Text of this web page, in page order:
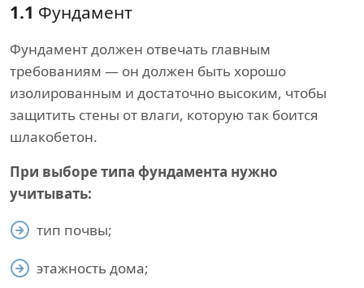
1.1 Фундамент
Фундамент должен отвечать главным
требованиям — он должен быть хорошо
изолированным и достаточно высоким, чтобы
защитить стены от влаги, которую так боится
шлакобетон.
При выборе типа фундамента нужно
учитывать:
тип почвы;
этажность дома;